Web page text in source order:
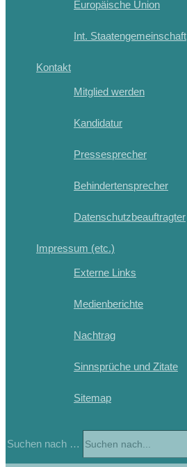
Europäische Union
Int. Staatengemeinschaft
Kontakt
Mitglied werden
Kandidatur
Pressesprecher
Behindertensprecher
Datenschutzbeauftragter
Impressum (etc.)
Externe Links
Medienberichte
Nachtrag
Sinnsprüche und Zitate
Sitemap
Suchen nach …